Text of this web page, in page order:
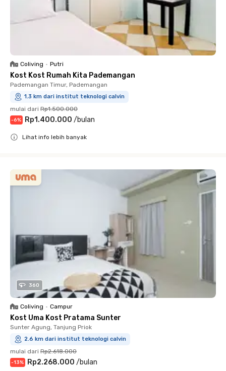
Coliving • Putri
Kost Kost Rumah Kita Pademangan
Pademangan Timur, Pademangan
1.3 km dari institut teknologi calvin
mulai dari Rp1.500.000
-6% Rp1.400.000 /bulan
Lihat info lebih banyak
360
Coliving • Campur
Kost Uma Kost Pratama Sunter
Sunter Agung, Tanjung Priok
2.6 km dari institut teknologi calvin
mulai dari Rp2.618.000
-13% Rp2.268.000 /bulan